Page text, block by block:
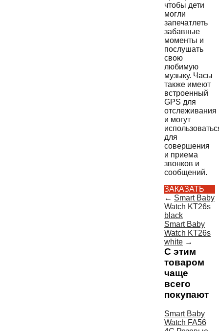
чтобы дети
могли
запечатлеть
забавные
моменты и
послушать
свою
любимую
музыку. Часы
также имеют
встроенный
GPS для
отслеживания
и могут
для
совершения
и приема
звонков и
сообщений.
ЗАКАЗАТЬ
← Smart Baby
Watch KT26s
black
Smart Baby
Watch KT26s
white →
С этим
товаром
чаще
всего
покупают
Smart Baby
Watch FA56